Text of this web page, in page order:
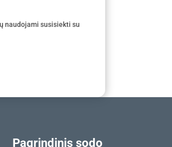
naudojami susisiekti su
Pagrindinis sodo